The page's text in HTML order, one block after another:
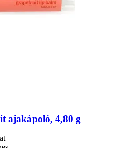
ajakápoló, 4,80 g